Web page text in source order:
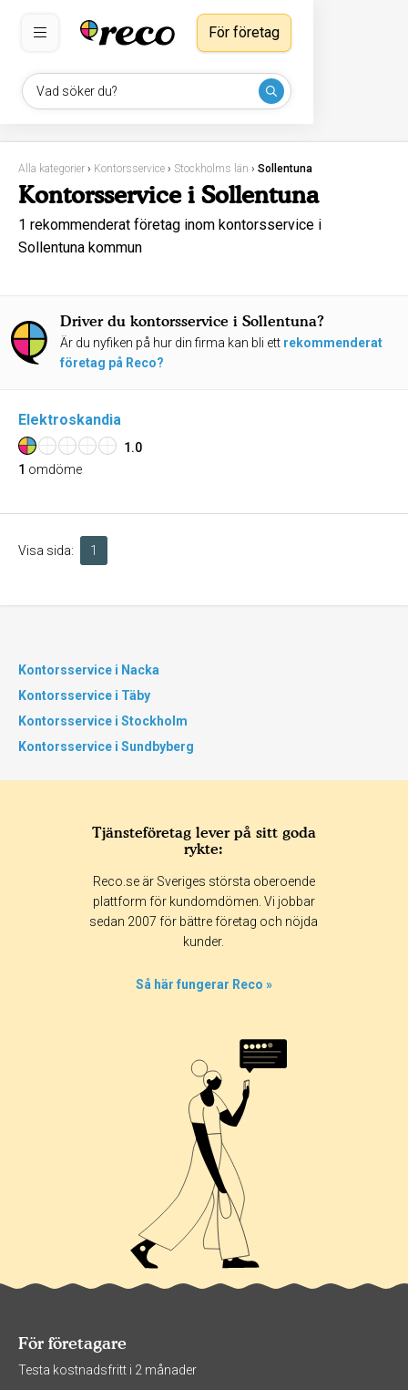
Vad söker du?
För företag
Alla kategorier › Kontorsservice › Stockholms län › Sollentuna
Kontorsservice i Sollentuna
1 rekommenderat företag inom kontorsservice i
Sollentuna kommun
Driver du kontorsservice i Sollentuna?
Är du nyfiken på hur din firma kan bli ett rekommenderat
företag på Reco?
Elektroskandia
1.0
1 omdöme
Visa sida: 1
Kontorsservice i Nacka
Kontorsservice i Täby
Kontorsservice i Stockholm
Kontorsservice i Sundbyberg
Tjänsteföretag lever på sitt goda
rykte:
Reco.se är Sveriges största oberoende
plattform för kundomdömen. Vi jobbar
sedan 2007 för bättre företag och nöjda
kunder.
Så här fungerar Reco »
För företagare
Testa kostnadsfritt i 2 månader